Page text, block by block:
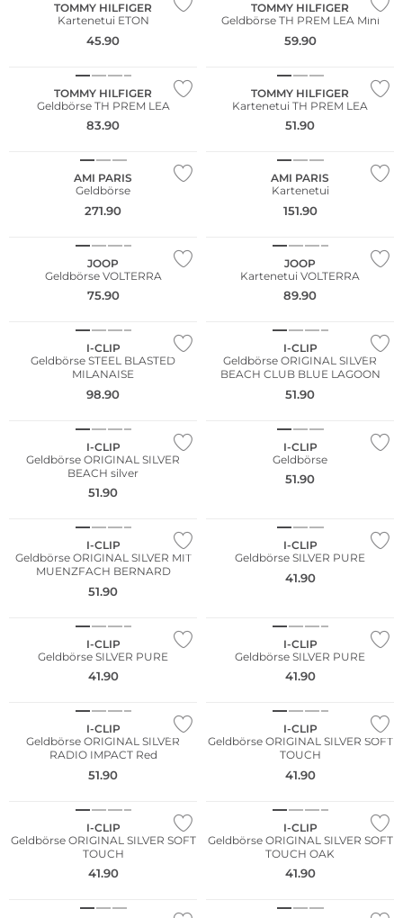
TOMMY HILFIGER
Kartenetui ETON
45.90
TOMMY HILFIGER
Geldbörse TH PREM LEA Mini
59.90
TOMMY HILFIGER
Geldbörse TH PREM LEA
83.90
TOMMY HILFIGER
Kartenetui TH PREM LEA
51.90
AMI PARIS
Geldbörse
271.90
AMI PARIS
Kartenetui
151.90
JOOP
Geldbörse VOLTERRA
75.90
JOOP
Kartenetui VOLTERRA
89.90
I-CLIP
Geldbörse STEEL BLASTED
MILANAISE
98.90
I-CLIP
Geldbörse ORIGINAL SILVER
BEACH CLUB BLUE LAGOON
51.90
I-CLIP
Geldbörse ORIGINAL SILVER
BEACH silver
51.90
I-CLIP
Geldbörse
51.90
I-CLIP
Geldbörse ORIGINAL SILVER MIT
MUENZFACH BERNARD
51.90
I-CLIP
Geldbörse SILVER PURE
41.90
I-CLIP
Geldbörse SILVER PURE
41.90
I-CLIP
Geldbörse SILVER PURE
41.90
I-CLIP
Geldbörse ORIGINAL SILVER
RADIO IMPACT Red
51.90
I-CLIP
Geldbörse ORIGINAL SILVER SOFT
TOUCH
41.90
I-CLIP
Geldbörse ORIGINAL SILVER SOFT
TOUCH
41.90
I-CLIP
Geldbörse ORIGINAL SILVER SOFT
TOUCH OAK
41.90